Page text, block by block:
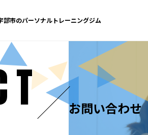
部市のパーソナルトレーニングジム
お問い合わせ